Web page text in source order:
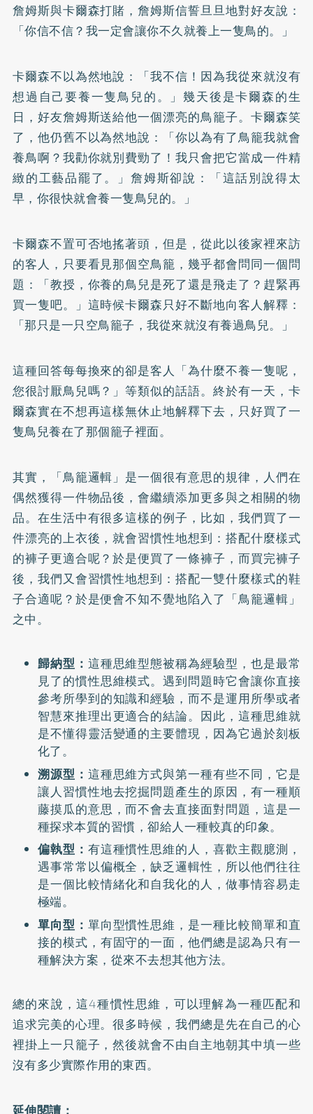
詹姆斯與卡爾森打賭，詹姆斯信誓旦旦地對好友說：
「你信不信？我一定會讓你不久就養上一隻鳥的。」
卡爾森不以為然地說：「我不信！因為我從來就沒有
想過自己要養一隻鳥兒的。」幾天後是卡爾森的生
日，好友詹姆斯送給他一個漂亮的鳥籠子。卡爾森笑
了，他仍舊不以為然地說：「你以為有了鳥籠我就會
養鳥啊？我勸你就別費勁了！我只會把它當成一件精
緻的工藝品罷了。」詹姆斯卻說：「這話別說得太
早，你很快就會養一隻鳥兒的。」
卡爾森不置可否地搖著頭，但是，從此以後家裡來訪
的客人，只要看見那個空鳥籠，幾乎都會問同一個問
題：「教授，你養的鳥兒是死了還是飛走了？趕緊再
買一隻吧。」這時候卡爾森只好不斷地向客人解釋：
「那只是一只空鳥籠子，我從來就沒有養過鳥兒。」
這種回答每每換來的卻是客人「為什麼不養一隻呢，
您很討厭鳥兒嗎？」等類似的話語。終於有一天，卡
爾森實在不想再這樣無休止地解釋下去，只好買了一
隻鳥兒養在了那個籠子裡面。
其實，「鳥籠邏輯」是一個很有意思的規律，人們在
偶然獲得一件物品後，會繼續添加更多與之相關的物
品。在生活中有很多這樣的例子，比如，我們買了一
件漂亮的上衣後，就會習慣性地想到：搭配什麼樣式
的褲子更適合呢？於是便買了一條褲子，而買完褲子
後，我們又會習慣性地想到：搭配一雙什麼樣式的鞋
子合適呢？於是便會不知不覺地陷入了「鳥籠邏輯」
之中。
歸納型： 這種思維型態被稱為經驗型，也是最常
見了的慣性思維模式。遇到問題時它會讓你直接
參考所學到的知識和經驗，而不是運用所學或者
智慧來推理出更適合的結論。因此，這種思維就
是不懂得靈活變通的主要體現，因為它過於刻板
化了。
溯源型： 這種思維方式與第一種有些不同，它是
讓人習慣性地去挖掘問題產生的原因，有一種順
藤摸瓜的意思，而不會去直接面對問題，這是一
種探求本質的習慣，卻給人一種較真的印象。
偏執型： 有這種慣性思維的人，喜歡主觀臆測，
遇事常常以偏概全，缺乏邏輯性，所以他們往往
是一個比較情緒化和自我化的人，做事情容易走
極端。
單向型： 單向型慣性思維，是一種比較簡單和直
接的模式，有固守的一面，他們總是認為只有一
種解決方案，從來不去想其他方法。
總的來說，這4種慣性思維，可以理解為一種匹配和
追求完美的心理。很多時候，我們總是先在自己的心
裡掛上一只籠子，然後就會不由自主地朝其中填一些
沒有多少實際作用的東西。
延伸閱讀：